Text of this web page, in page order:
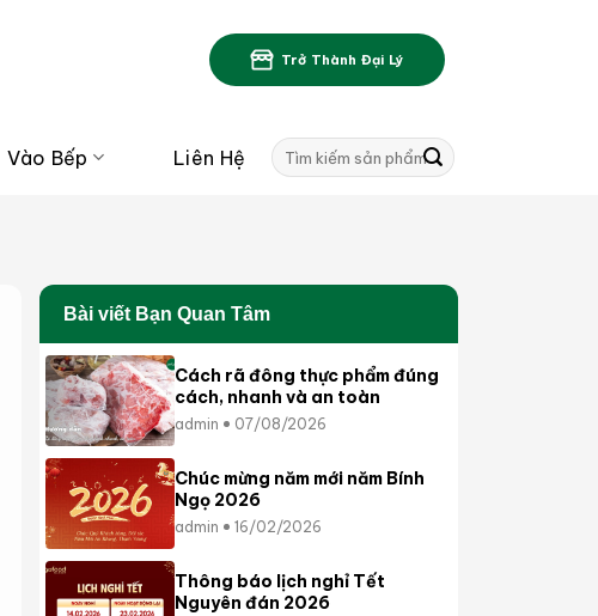
Trở Thành Đại Lý
Vào Bếp Liên Hệ
Tìm
kiếm:
Bài viết Bạn Quan Tâm
Cách rã đông thực phẩm đúng
cách, nhanh và an toàn
admin 07/08/2026
Chúc mừng năm mới năm Bính
Ngọ 2026
admin 16/02/2026
Thông báo lịch nghỉ Tết
Nguyên đán 2026